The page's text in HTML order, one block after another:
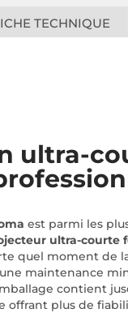
TECHNIQUE
ultra-
est parmi les
ultra-courte
quel moment de
maintenance
contient
plus de